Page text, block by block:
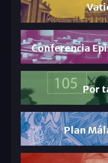
Conferencia
Por
Plan